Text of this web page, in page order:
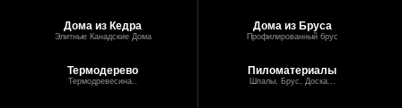
Дома из Кедра
Элитные Канадские Дома
Дома из Бруса
Профилированный брус
Термодерево
Термодревесина..
Пиломатериалы
Шпалы, Брус, Доска...